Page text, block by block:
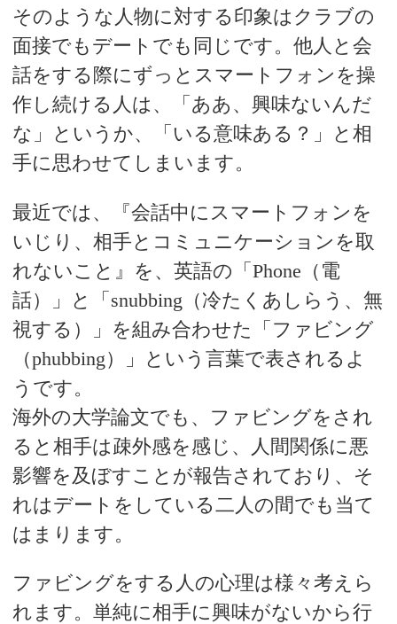
そのような人物に対する印象はクラブの
面接でもデートでも同じです。他人と会
話をする際にずっとスマートフォンを操
作し続ける人は、「ああ、興味ないんだ
な」というか、「いる意味ある？」と相
手に思わせてしまいます。
最近では、『会話中にスマートフォンを
いじり、相手とコミュニケーションを取
れないこと』を、英語の「Phone（電
話）」と「snubbing（冷たくあしらう、無
視する）」を組み合わせた「ファビング
（phubbing）」という言葉で表されるよ
うです。
海外の大学論文でも、ファビングをされ
ると相手は疎外感を感じ、人間関係に悪
影響を及ぼすことが報告されており、そ
れはデートをしている二人の間でも当て
はまります。
ファビングをする人の心理は様々考えら
れます。単純に相手に興味がないから行